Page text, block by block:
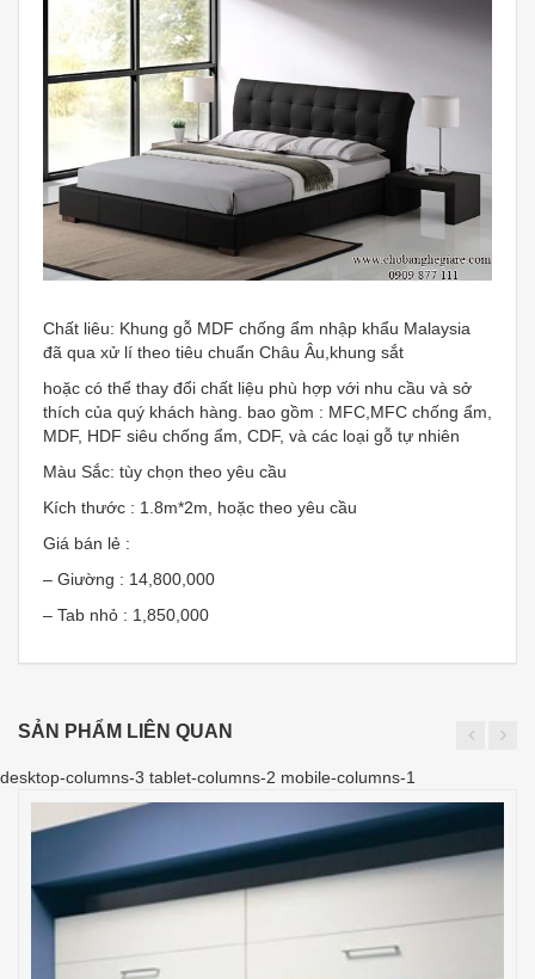
Chất liêu: Khung gỗ MDF chống ẩm nhập khẩu Malaysia
đã qua xử lí theo tiêu chuẩn Châu Âu,khung sắt
hoặc có thể thay đổi chất liệu phù hợp với nhu cầu và sở
thích của quý khách hàng. bao gồm : MFC,MFC chống ẩm,
MDF, HDF siêu chống ẩm, CDF, và các loại gỗ tự nhiên
Màu Sắc: tùy chọn theo yêu cầu
Kích thước : 1.8m*2m, hoặc theo yêu cầu
Giá bán lẻ :
– Giường : 14,800,000
– Tab nhỏ : 1,850,000
SẢN PHẨM LIÊN QUAN
desktop-columns-3 tablet-columns-2 mobile-columns-1